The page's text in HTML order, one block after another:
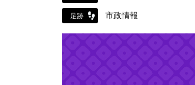
市政情報